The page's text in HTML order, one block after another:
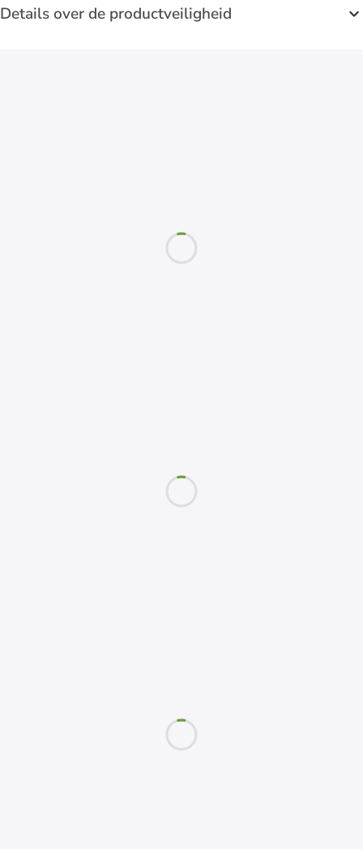
Details over de productveiligheid